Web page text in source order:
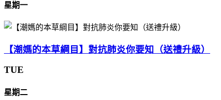
星期一
【潮媽的本草綱目】對抗肺炎你要知（送禮升級）
TUE
星期二